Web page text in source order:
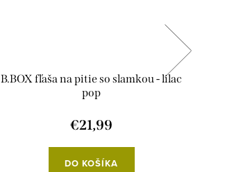
B.BOX fľaša na pitie so slamkou - lilac
pop
€21,99
DO KOŠÍKA